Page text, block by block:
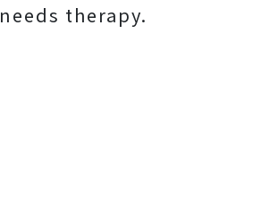
needs therapy.